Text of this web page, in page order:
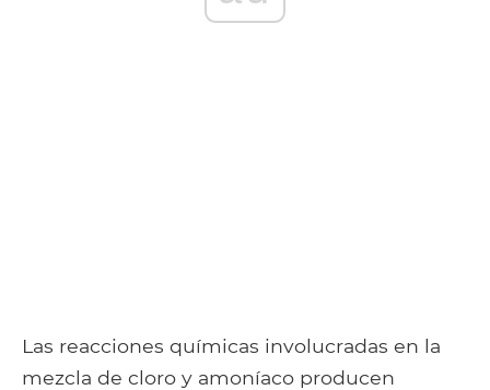
Las reacciones químicas involucradas en la
mezcla de cloro y amoníaco producen